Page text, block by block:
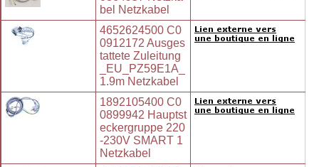
bel Netzkabel
4652624500 C0
0912172 Ausges
tattete Zuleitung
_EU_PZ59E1A_
1.9m Netzkabel
1892105400 C0
0899942 Hauptst
eckergruppe 220
-230V SMART 1
Netzkabel